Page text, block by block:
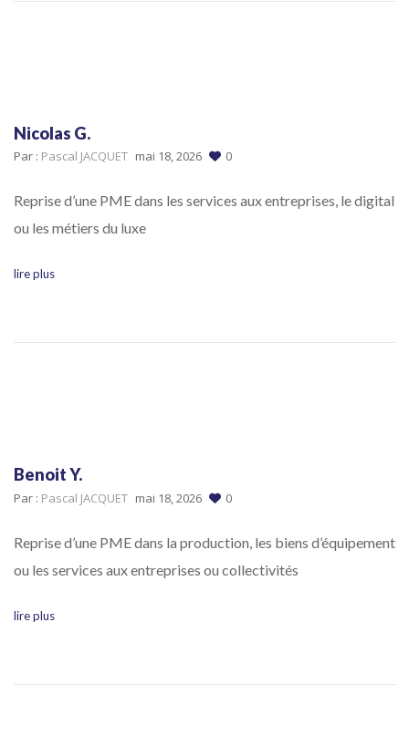
Nicolas G.
Par : Pascal JACQUET mai 18, 2026 0
Reprise d’une PME dans les services aux entreprises, le digital
ou les métiers du luxe
lire plus
Benoit Y.
Par : Pascal JACQUET mai 18, 2026 0
Reprise d’une PME dans la production, les biens d’équipement
ou les services aux entreprises ou collectivités
lire plus